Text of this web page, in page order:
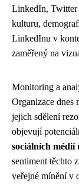
LinkedIn, Twitter
kulturu,
LinkedInu v
zaměřený na
Monitoring a
Organizace dnes
jejich sdělení
objevují
sociálních médií
sentiment těchto
veřejné mínění v